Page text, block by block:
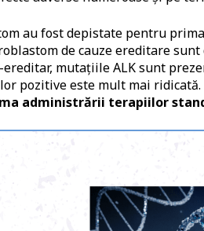
au fost depistate pentru
de cauze ereditare
mutațiile ALK sunt
pozitive este mult mai ridicată.
administrării terapiilor